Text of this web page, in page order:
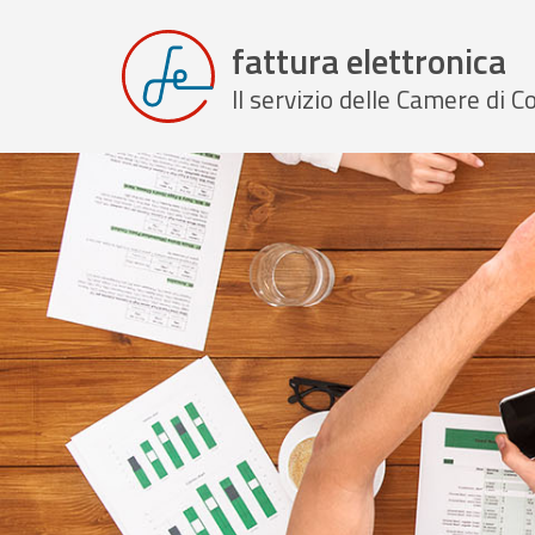
fattura elettronica
Il servizio delle Camere di